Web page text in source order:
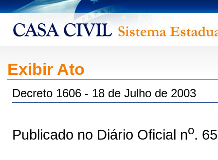
Exibir Ato
Decreto 1606 - 18 de Julho de 2003
Publicado no Diário Oficial no.